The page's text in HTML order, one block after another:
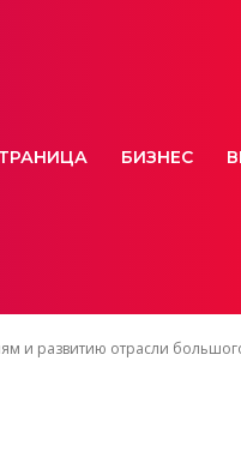
БИЗНЕС
и развитию отрасли